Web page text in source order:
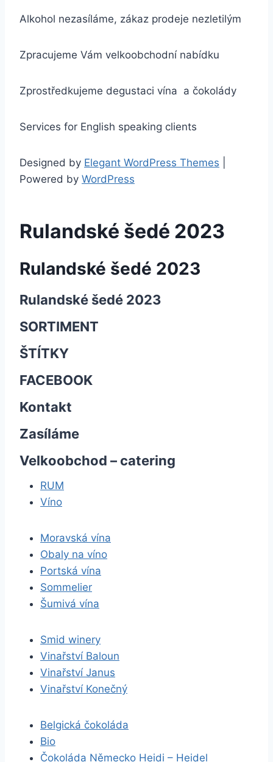
Alkohol nezasíláme, zákaz prodeje nezletilým
Zpracujeme Vám velkoobchodní nabídku
Zprostředkujeme degustaci vína a čokolády
Services for English speaking clients
Designed by Elegant WordPress Themes
Powered by WordPress
Rulandské šedé 2023
Rulandské šedé 2023
Rulandské šedé 2023
SORTIMENT
ŠTÍTKY
FACEBOOK
Kontakt
Zasíláme
Velkoobchod – catering
RUM
Víno
Moravská vína
Obaly na víno
Portská vína
Sommelier
Šumivá vína
Smid winery
Vinařství Baloun
Vinařství Janus
Vinařství Konečný
Belgická čokoláda
Bio
Čokoláda Německo Heidi – Heidel